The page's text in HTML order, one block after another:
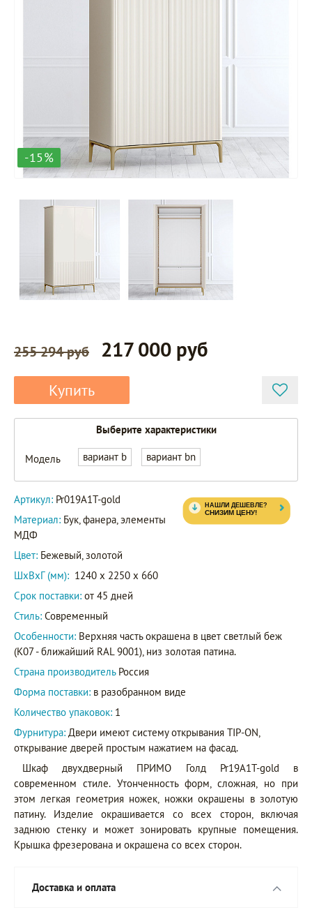
-15%
255 294 руб 217 000 руб
Купить
Выберите характеристики
Модель вариант b вариант bn
Артикул: Pr019A1T-gold
Материал: Бук, фанера, элементы
МДФ
Цвет: Бежевый, золотой
ШxВxГ (мм): 1240 x 2250 x 660
Срок поставки: от 45 дней
Стиль: Современный
Особенности: Верхняя часть окрашена в цвет светлый беж
(K07 - ближайший RAL 9001), низ золотая патина.
Страна производитель Россия
Форма поставки: в разобранном виде
Количество упаковок: 1
Фурнитура: Двери имеют систему открывания TIP-ON,
открывание дверей простым нажатием на фасад.
Шкаф двухдверный ПРИМО Голд Pr19A1T-gold в
современном стиле. Утонченность форм, сложная, но при
этом легкая геометрия ножек, ножки окрашены в золотую
патину. Изделие окрашивается со всех сторон, включая
заднюю стенку и может зонировать крупные помещения.
Крышка фрезерована и окрашена со всех сторон.
Доставка и оплата